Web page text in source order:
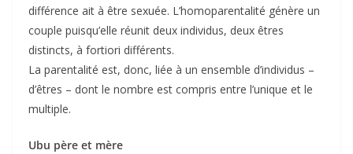
différence ait à être sexuée. L’homoparentalité génère un
couple puisqu’elle réunit deux individus, deux êtres
distincts, à fortiori différents.
La parentalité est, donc, liée à un ensemble d’individus –
d’êtres – dont le nombre est compris entre l’unique et le
multiple.
Ubu père et mère